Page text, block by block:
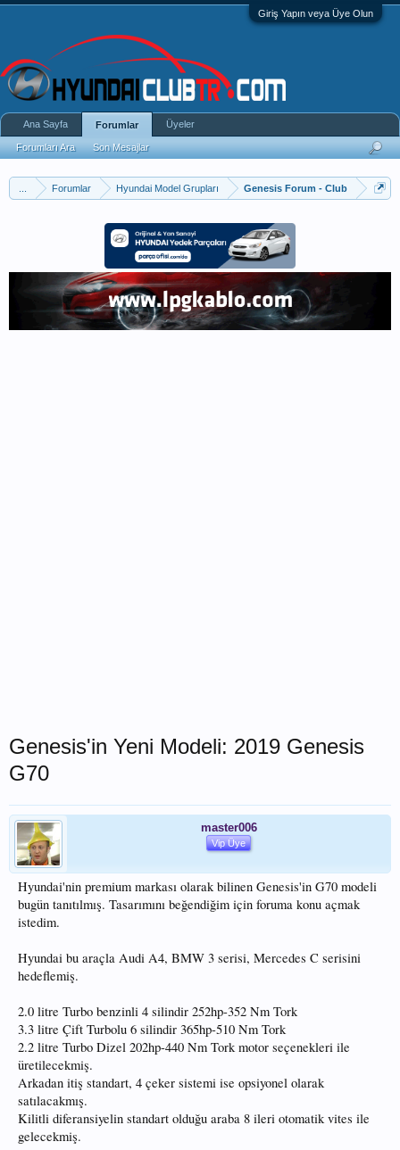
Giriş Yapın veya Üye Olun
Forumlar Hyundai Model Grupları Genesis Forum - Club
Genesis'in Yeni Modeli: 2019 Genesis
G70
master006
Vip Üye
Hyundai'nin premium markası olarak bilinen Genesis'in G70 modeli
bugün tanıtılmış. Tasarımını beğendiğim için foruma konu açmak
istedim.
Hyundai bu araçla Audi A4, BMW 3 serisi, Mercedes C serisini
hedeflemiş.
2.0 litre Turbo benzinli 4 silindir 252hp-352 Nm Tork
3.3 litre Çift Turbolu 6 silindir 365hp-510 Nm Tork
2.2 litre Turbo Dizel 202hp-440 Nm Tork motor seçenekleri ile
üretilecekmiş.
Arkadan itiş standart, 4 çeker sistemi ise opsiyonel olarak
satılacakmış.
Kilitli diferansiyelin standart olduğu araba 8 ileri otomatik vites ile
gelecekmiş.
Ana Sayfa Forumlar
Forumları Ara Son Mesajlar
Üyeler